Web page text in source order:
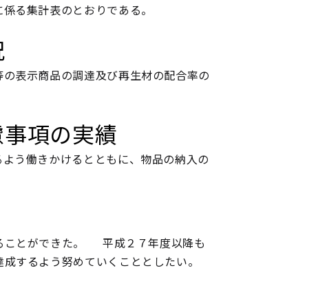
る集計表のとおりである。
表示商品の調達及び再生材の配合率の
項の実績
う働きかけるとともに、物品の納入の
ことができた。 平成２７年度以降も
するよう努めていくこととしたい。